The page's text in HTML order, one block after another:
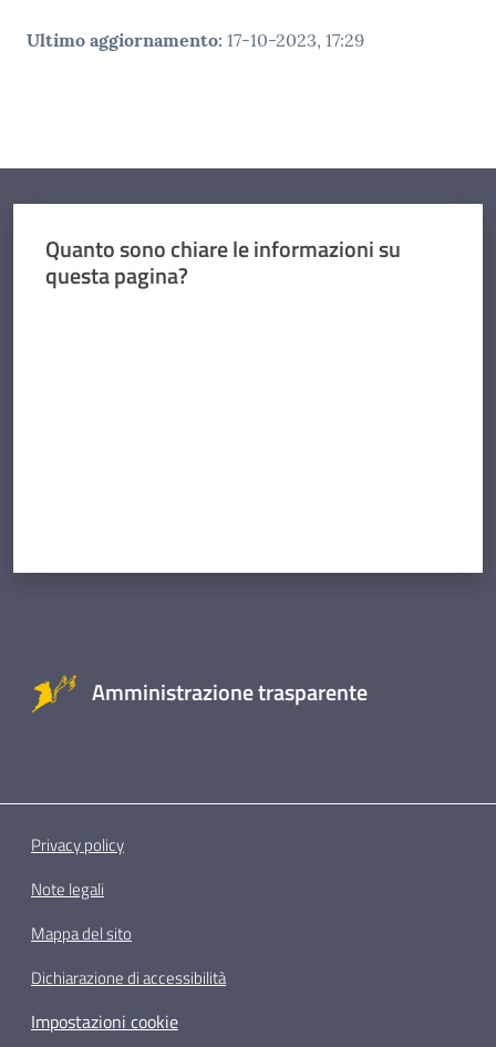
Ultimo aggiornamento: 17-10-2023, 17:29
Quanto sono chiare le informazioni su
questa pagina?
Amministrazione trasparente
Privacy policy
Note legali
Mappa del sito
Dichiarazione di accessibilità
Impostazioni cookie